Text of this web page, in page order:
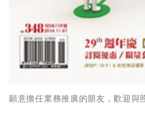
願意擔任業務推廣的朋友，歡迎與